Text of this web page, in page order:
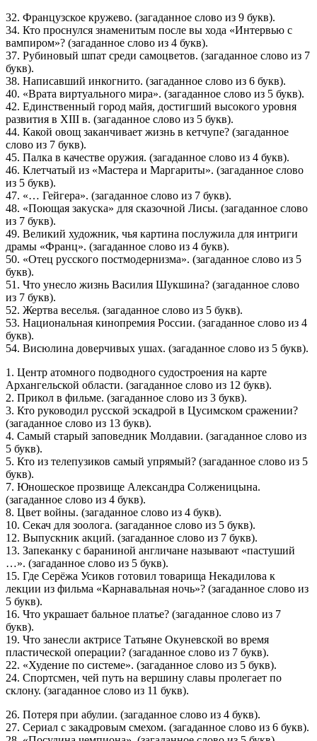
32. Французское кружево. (загаданное слово из 9 букв).
34. Кто проснулся знаменитым после вы хода «Интервью с
вампиром»? (загаданное слово из 4 букв).
37. Рубиновый шпат среди самоцветов. (загаданное слово из 7
букв).
38. Написавший инкогнито. (загаданное слово из 6 букв).
40. «Врата виртуального мира». (загаданное слово из 5 букв).
42. Единственный город майя, достигший высокого уровня
развития в XIII в. (загаданное слово из 5 букв).
44. Какой овощ заканчивает жизнь в кетчупе? (загаданное
слово из 7 букв).
45. Палка в качестве оружия. (загаданное слово из 4 букв).
46. Клетчатый из «Мастера и Маргариты». (загаданное слово
из 5 букв).
47. «… Гейгера». (загаданное слово из 7 букв).
48. «Поющая закуска» для сказочной Лисы. (загаданное слово
из 7 букв).
49. Великий художник, чья картина послужила для интриги
драмы «Франц». (загаданное слово из 4 букв).
50. «Отец русского постмодернизма». (загаданное слово из 5
букв).
51. Что унесло жизнь Василия Шукшина? (загаданное слово
из 7 букв).
52. Жертва веселья. (загаданное слово из 5 букв).
53. Национальная кинопремия России. (загаданное слово из 4
букв).
54. Висюлина доверчивых ушах. (загаданное слово из 5 букв).
1. Центр атомного подводного судостроения на карте
Архангельской области. (загаданное слово из 12 букв).
2. Прикол в фильме. (загаданное слово из 3 букв).
3. Кто руководил русской эскадрой в Цусимском сражении?
(загаданное слово из 13 букв).
4. Самый старый заповедник Молдавии. (загаданное слово из
5 букв).
5. Кто из телепузиков самый упрямый? (загаданное слово из 5
букв).
7. Юношеское прозвище Александра Солженицына.
(загаданное слово из 4 букв).
8. Цвет войны. (загаданное слово из 4 букв).
10. Секач для зоолога. (загаданное слово из 5 букв).
12. Выпускник акций. (загаданное слово из 7 букв).
13. Запеканку с бараниной англичане называют «пастуший
…». (загаданное слово из 5 букв).
15. Где Серёжа Усиков готовил товарища Некадилова к
лекции из фильма «Карнавальная ночь»? (загаданное слово из
5 букв).
16. Что украшает бальное платье? (загаданное слово из 7
букв).
19. Что занесли актрисе Татьяне Окуневской во время
пластической операции? (загаданное слово из 7 букв).
22. «Худение по системе». (загаданное слово из 5 букв).
24. Спортсмен, чей путь на вершину славы пролегает по
склону. (загаданное слово из 11 букв).
26. Потеря при абулии. (загаданное слово из 4 букв).
27. Сериал с закадровым смехом. (загаданное слово из 6 букв).